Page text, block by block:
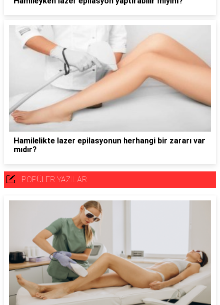
Hamilelikte lazer epilasyonun herhangi bir zararı var
mıdır?
POPÜLER YAZILAR